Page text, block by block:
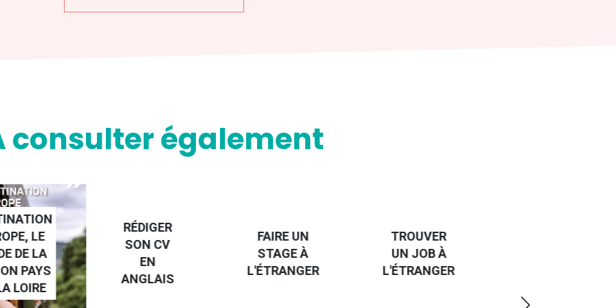
consulter également
LE
DE LA
PAYS
LOIRE
RÉDIGER
SON CV
EN
ANGLAIS
FAIRE UN
STAGE À
L'ÉTRANGER
TROUVER
UN JOB À
L'ÉTRANGER